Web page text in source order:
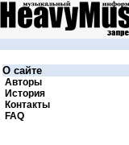
О сайте
Авторы
История
Контакты
FAQ